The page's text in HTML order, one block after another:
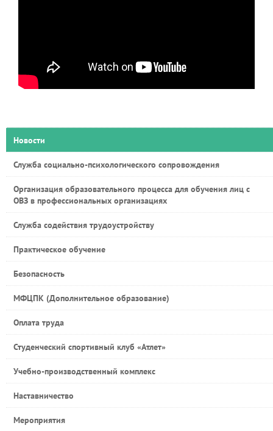
Новости
Служба социально-психологического сопровождения
Организация образовательного процесса для обучения лиц с
ОВЗ в профессиональных организациях
Служба содействия трудоустройству
Практическое обучение
Безопасность
МФЦПК (Дополнительное образование)
Оплата труда
Студенческий спортивный клуб «Атлет»
Учебно-производственный комплекс
Наставничество
Мероприятия